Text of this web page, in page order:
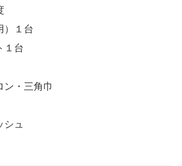
）１台
１台
ン・三角巾
シュ